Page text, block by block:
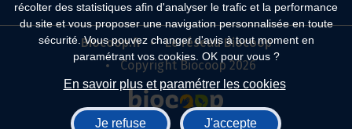
récolter des statistiques afin d'analyser le trafic et la performance
du site et vous proposer une navigation personnalisée en toute
sécurité. Vous pouvez changer d'avis à tout moment en
paramétrant vos cookies. OK pour vous ?
En savoir plus et paramétrer les cookies
Je refuse J'accepte
Biocoop.fr
Le réseau Biocoop
Copyright Biocoop 2026